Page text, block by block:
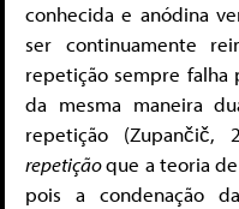
conhecida e anódina
ser continuamente
repetição sempre
da mesma maneira
repetição (Zupančič,
repetiçãoque a teoria
pois a condenação